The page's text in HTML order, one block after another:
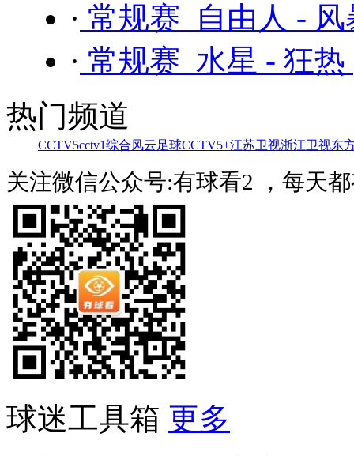
· 常规赛 自由人 -
· 常规赛 水星 - 狂热
热门频道
CCTV5cctv1综合风云足球CCTV5+江苏卫视浙江卫视东
关注微信公众号:有球看2 ，每天
球迷工具箱 更多